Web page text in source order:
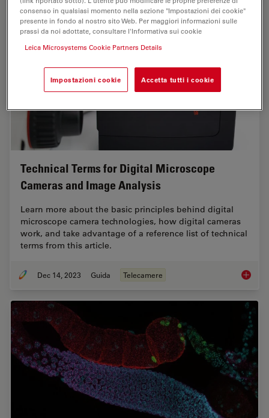
Technical Terms for Digital Microscope
Cameras and Image Analysis
Learn more about the basic principles behind digital
microscope camera technologies, how digital cameras
work, and take advantage of a reference list of technical
terms from this article.
Dec 14, 2023 Guida Telecamere
consenso in qualsiasi momento nella sezione "Impostazioni dei cookie"
presente in fondo al nostro sito Web. Per maggiori informazioni sulle
prassi da noi adottate, consultare l'Informativa sui cookie
Leica Microsystems Cookie Partners Details
Impostazioni cookie Accetta tutti i cookie